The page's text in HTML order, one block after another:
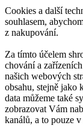
Cookies a další
souhlasem,
z nakupování.
Za tímto účelem
chování a
našich webových
obsahu, stejně jako
data můžeme také
zobrazovat Vám
kanálů, a to pouze